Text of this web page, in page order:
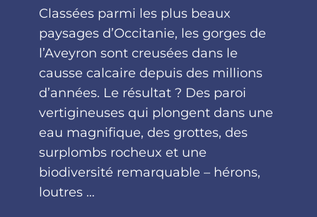
Classées parmi les plus beaux
paysages d’Occitanie, les gorges de
l’Aveyron sont creusées dans le
causse calcaire depuis des millions
d’années. Le résultat ? Des paroi
vertigineuses qui plongent dans une
eau magnifique, des grottes, des
surplombs rocheux et une
biodiversité remarquable – hérons,
loutres …